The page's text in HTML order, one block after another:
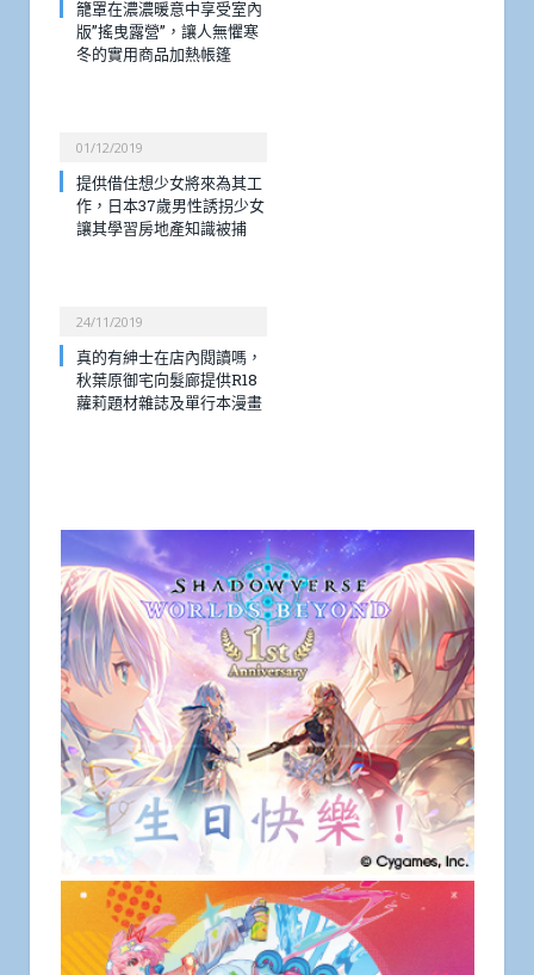
籠罩在濃濃暖意中享受室內
版”搖曳露營”，讓人無懼寒
冬的實用商品加熱帳篷
01/12/2019
提供借住想少女將來為其工
作，日本37歲男性誘拐少女
讓其學習房地產知識被捕
24/11/2019
真的有紳士在店內閱讀嗎，
秋葉原御宅向髮廊提供R18
蘿莉題材雜誌及單行本漫畫